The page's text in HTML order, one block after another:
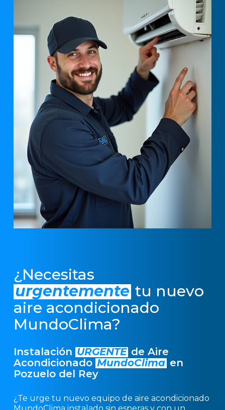
¿Necesitas
urgentemente tu nuevo
aire acondicionado
MundoClima?
Instalación URGENTE de Aire
Acondicionado MundoClima en
Pozuelo del Rey
¿Te urge tu nuevo equipo de aire acondicionado